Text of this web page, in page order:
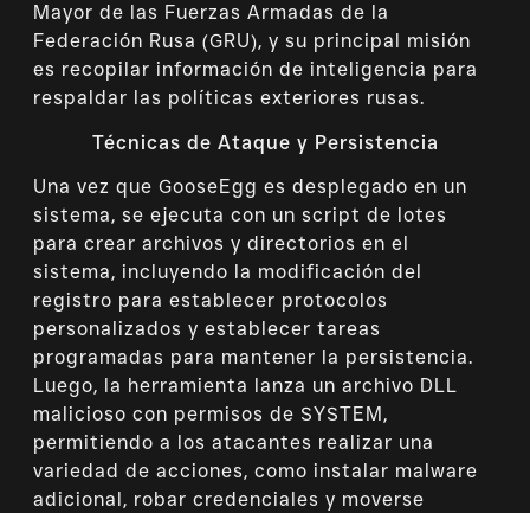
Mayor de las Fuerzas Armadas de la
Federación Rusa (GRU), y su principal misión
es recopilar información de inteligencia para
respaldar las políticas exteriores rusas.
Técnicas de Ataque y Persistencia
Una vez que GooseEgg es desplegado en un
sistema, se ejecuta con un script de lotes
para crear archivos y directorios en el
sistema, incluyendo la modificación del
registro para establecer protocolos
personalizados y establecer tareas
programadas para mantener la persistencia.
Luego, la herramienta lanza un archivo DLL
malicioso con permisos de SYSTEM,
permitiendo a los atacantes realizar una
variedad de acciones, como instalar malware
adicional, robar credenciales y moverse